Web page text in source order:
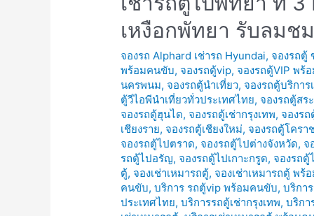
เหงือกพัทยา รับลมช
จองรถ Alphard เช่ารถ Hyundai, จองรถตู้
พร้อมคนขับ, จองรถตู้vip, จองรถตู้VIP พร้
นครพนม, จองรถตู้นำเที่ยว, จองรถตู้บริการ
ตู้วีไอพีนำเที่ยวทั่วประเทศไทย, จองรถตู้สร
จองรถตู้ฮุนได, จองรถตู้เช่ากรุงเทพ, จองร
เชียงราย, จองรถตู้เชียงใหม่, จองรถตู้โครา
จองรถตู้ไปตราด, จองรถตู้ไปต่างจังหวัด, จ
รถตู้ไปอรัญ, จองรถตู้ไปเกาะกรูด, จองรถตู้
ตู้, จองเช่าเหมารถตู้, จองเช่าเหมารถตู้ พร้
คนขับ,บริการ รถตู้vip พร้อมคนขับ,บริกา
ประเทศไทย,บริการรถตู้เช่ากรุงเทพ,บริกา